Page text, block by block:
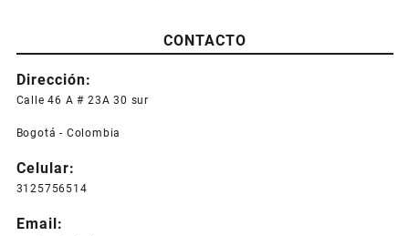
CONTACTO
Dirección:
Calle 46 A # 23A 30 sur
Bogotá - Colombia
Celular:
3125756514
Email: